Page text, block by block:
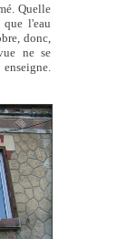
Quelle
l'eau
donc,
ne se